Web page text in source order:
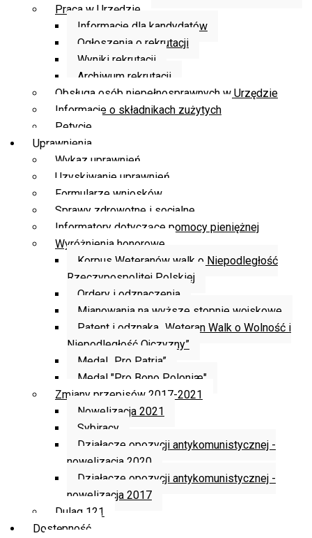
Praca w Urzędzie
Informacje dla kandydatów
Ogłoszenia o rekrutacji
Wyniki rekrutacji
Archiwum rekrutacji
Obsługa osób niepełnosprawnych w Urzędzie
Informacje o składnikach zużytych
Petycje
Uprawnienia
Wykaz uprawnień
Uzyskiwanie uprawnień
Formularze wniosków
Sprawy zdrowotne i socjalne
Informatory dotyczące pomocy pieniężnej
Wyróżnienia honorowe
Korpus Weteranów walk o Niepodległość
Rzeczypospolitej Polskiej
Ordery i odznaczenia
Mianowania na wyższe stopnie wojskowe
Patent i odznaka „Weteran Walk o Wolność i
Niepodległość Ojczyzny”
Medal „Pro Patria”
Medal "Pro Bono Poloniæ"
Zmiany przepisów 2017-2021
Nowelizacja 2021
Sybiracy
Działacze opozycji antykomunistycznej -
nowelizacja 2020
Działacze opozycji antykomunistycznej -
nowelizacja 2017
Dulag 121
Dostępność